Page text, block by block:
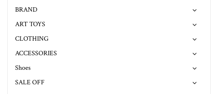
BRAND
ART TOYS
CLOTHING
ACCESSORIES
Shoes
SALE OFF